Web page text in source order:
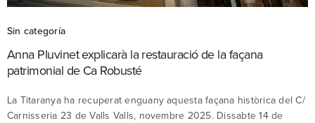
Sin categoría
Anna Pluvinet explicarà la restauració de la façana
patrimonial de Ca Robusté
La Titaranya ha recuperat enguany aquesta façana històrica del C/
Carnisseria 23 de Valls Valls, novembre 2025. Dissabte 14 de